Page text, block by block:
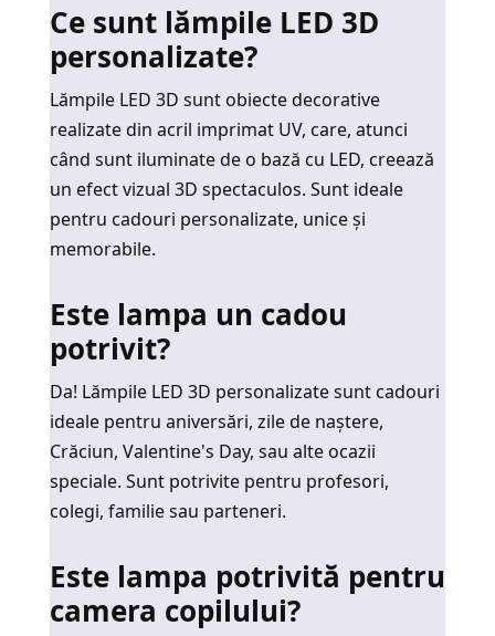
Ce sunt lămpile LED 3D
personalizate?
Lămpile LED 3D sunt obiecte decorative
realizate din acril imprimat UV, care, atunci
când sunt iluminate de o bază cu LED, creează
un efect vizual 3D spectaculos. Sunt ideale
pentru cadouri personalizate, unice și
memorabile.
Este lampa un cadou
potrivit?
Da! Lămpile LED 3D personalizate sunt cadouri
ideale pentru aniversări, zile de naștere,
Crăciun, Valentine's Day, sau alte ocazii
speciale. Sunt potrivite pentru profesori,
colegi, familie sau parteneri.
Este lampa potrivită pentru
camera copilului?